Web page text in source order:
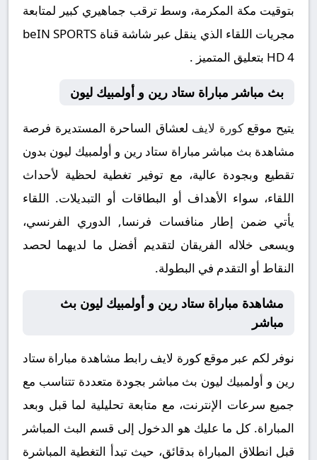
بتوقيت مكة المكرمة، وسط ترقب جماهيري كبير لمتابعة
مجريات اللقاء الذي ينقل عبر شاشة قناة beIN SPORTS
HD 4 بتعليق المتميز .
بث مباشر مباراة ستاد رين و أولمبيك ليون
يتيح موقعكورة لايف لعشاق الساحرة المستديرة فرصة
مشاهدة بث مباشر مباراة ستاد رين و أولمبيك ليون بدون
تقطيع وبجودة عالية، مع توفير تغطية لحظية لأحداث
اللقاء، سواء الأهداف أو البطاقات أو التبديلات. اللقاء
يأتي ضمن إطار منافسات فرنسا, الدوري الفرنسي،
ويسعى خلاله الفريقان لتقديم أفضل ما لديهما لحصد
النقاط أو التقدم في البطولة.
مشاهدة مباراة ستاد رين و أولمبيك ليون بث
مباشر
نوفر لكم عبر موقع كورة لايف رابط مشاهدة مباراة ستاد
رين و أولمبيك ليون بث مباشر بجودة متعددة تتناسب مع
جميع سرعات الإنترنت، مع متابعة تحليلية لما قبل وبعد
المباراة. كل ما عليك هو الدخول إلى قسم البث المباشر
قبل انطلاق المباراة بدقائق، حيث تبدأ التغطية المباشرة